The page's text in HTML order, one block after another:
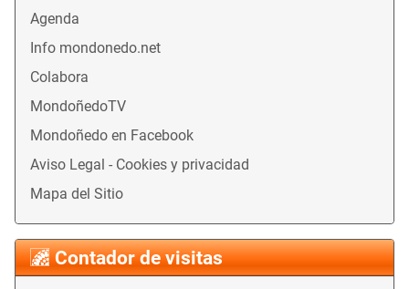
Agenda
Info mondonedo.net
Colabora
MondoñedoTV
Mondoñedo en Facebook
Aviso Legal - Cookies y privacidad
Mapa del Sitio
Contador de visitas